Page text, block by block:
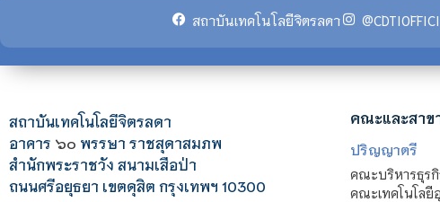
สถาบันเทคโนโลยีจิตรลดา
สถาบันเทคโนโลยีจิตรลดา
อาคาร ๖๐ พรรษา ราชสุดาสมภพ
สำนักพระราชวัง สนามเสือป่า
ถนนศรีอยุธยา เขตดุสิต กรุงเทพฯ 10300
คณะและสาข
ปริญญาตรี
คณะบริหารธุร
คณะเทคโนโลยี